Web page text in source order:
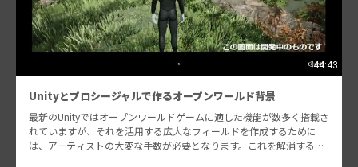
44:43
Unityとプロシージャルで作るオープンワールド背景
最新のUnityではオープンワールドゲームに適した機能が数多く搭載さ
れていますが、それを活用する広大なフィールドを作成するために
は、アーティストの大変な手数が必要となります。これを解消するた